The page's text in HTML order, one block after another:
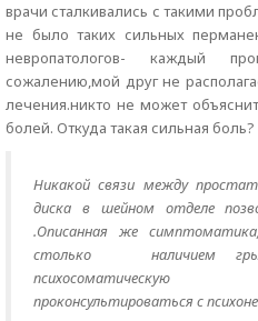
врачи сталкивались с такими
не было таких сильных
невропатологов- каждый
сожалению,мой друг не
лечения.никто не может
болей. Откуда такая сильная боль?
Никакой связи между
диска в шейном отделе
.Описанная же
столько наличием
психосоматическую
проконсультироваться с